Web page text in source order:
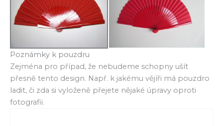
Poznámky k pouzdru
Zejména pro případ, že nebudeme schopny ušít
přesně tento design. Např. k jakému vějíři má pouzdro
ladit, či zda si vyloženě přejete nějaké úpravy oproti
fotografii.